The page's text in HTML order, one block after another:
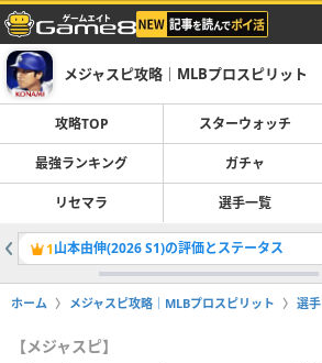
メジャスピ攻略｜MLBプロスピリット
攻略TOP スターウォッチ
最強ランキング ガチャ
リセマラ 選手一覧
1山本由伸(2026 S1)の評価とステータス
ホーム メジャスピ攻略｜MLBプロスピリット 選手
【メジャスピ】